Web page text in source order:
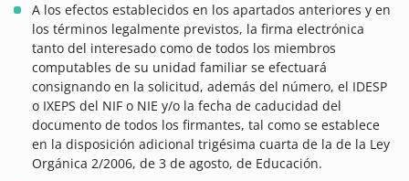
A los efectos establecidos en los apartados anteriores y en
los términos legalmente previstos, la firma electrónica
tanto del interesado como de todos los miembros
computables de su unidad familiar se efectuará
consignando en la solicitud, además del número, el IDESP
o IXEPS del NIF o NIE y/o la fecha de caducidad del
documento de todos los firmantes, tal como se establece
en la disposición adicional trigésima cuarta de la de la Ley
Orgánica 2/2006, de 3 de agosto, de Educación.